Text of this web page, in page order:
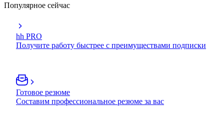
Популярное сейчас
hh PRO
Получите работу быстрее с преимуществами подписки
Готовое резюме
Составим профессиональное резюме за вас